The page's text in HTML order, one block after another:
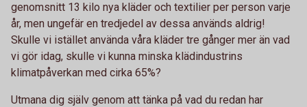
genomsnitt 13 kilo nya kläder och textilier per person varje
år, men ungefär en tredjedel av dessa används aldrig!
Skulle vi istället använda våra kläder tre gånger mer än vad
vi gör idag, skulle vi kunna minska klädindustrins
klimatpåverkan med cirka 65%?
Utmana dig själv genom att tänka på vad du redan har